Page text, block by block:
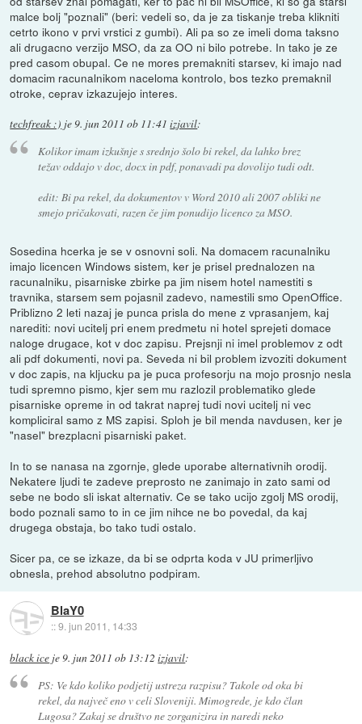
malce bolj "poznali" (beri: vedeli so, da je za tiskanje treba klikniti
cetrto ikono v prvi vrstici z gumbi). Ali pa so ze imeli doma taksno
ali drugacno verzijo MSO, da za OO ni bilo potrebe. In tako je ze
pred casom obupal. Ce ne mores premakniti starsev, ki imajo nad
domacim racunalnikom naceloma kontrolo, bos tezko premaknil
otroke, ceprav izkazujejo interes.
techfreak :) je9. jun 2011 ob 11:41 izjavil:
Kolikor imam izkušnje s srednjo šolo bi rekel, da lahko brez
težav oddajo v doc, docx in pdf, ponavadi pa dovolijo tudi odt.
edit: Bi pa rekel, da dokumentov v Word 2010 ali 2007 obliki ne
smejo pričakovati, razen če jim ponudijo licenco za MSO.
Sosedina hcerka je se v osnovni soli. Na domacem racunalniku
imajo licencen Windows sistem, ker je prisel prednalozen na
racunalniku, pisarniske zbirke pa jim nisem hotel namestiti s
travnika, starsem sem pojasnil zadevo, namestili smo OpenOffice.
Priblizno 2 leti nazaj je punca prisla do mene z vprasanjem, kaj
narediti: novi ucitelj pri enem predmetu ni hotel sprejeti domace
naloge drugace, kot v doc zapisu. Prejsnji ni imel problemov z odt
ali pdf dokumenti, novi pa. Seveda ni bil problem izvoziti dokument
v doc zapis, na kljucku pa je puca profesorju na mojo prosnjo nesla
tudi spremno pismo, kjer sem mu razlozil problematiko glede
pisarniske opreme in od takrat naprej tudi novi ucitelj ni vec
kompliciral samo z MS zapisi. Sploh je bil menda navdusen, ker je
"nasel" brezplacni pisarniski paket.
In to se nanasa na zgornje, glede uporabe alternativnih orodij.
Nekatere ljudi te zadeve preprosto ne zanimajo in zato sami od
sebe ne bodo sli iskat alternativ. Ce se tako ucijo zgolj MS orodij,
bodo poznali samo to in ce jim nihce ne bo povedal, da kaj
drugega obstaja, bo tako tudi ostalo.
Sicer pa, ce se izkaze, da bi se odprta koda v JU primerljivo
obnesla, prehod absolutno podpiram.
BlaY0
::9. jun 2011, 14:33
black ice je9. jun 2011 ob 13:12 izjavil:
PS: Ve kdo koliko podjetij ustreza razpisu? Takole od oka bi
rekel, da največ eno v celi Sloveniji. Mimogrede, je kdo član
Lugosa? Zakaj se društvo ne zorganizira in naredi neko